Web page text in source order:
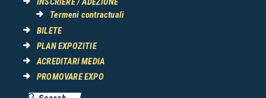
Termeni contractuali
BILETE
PLAN EXPOZITIE
ACREDITARI MEDIA
PROMOVARE EXPO